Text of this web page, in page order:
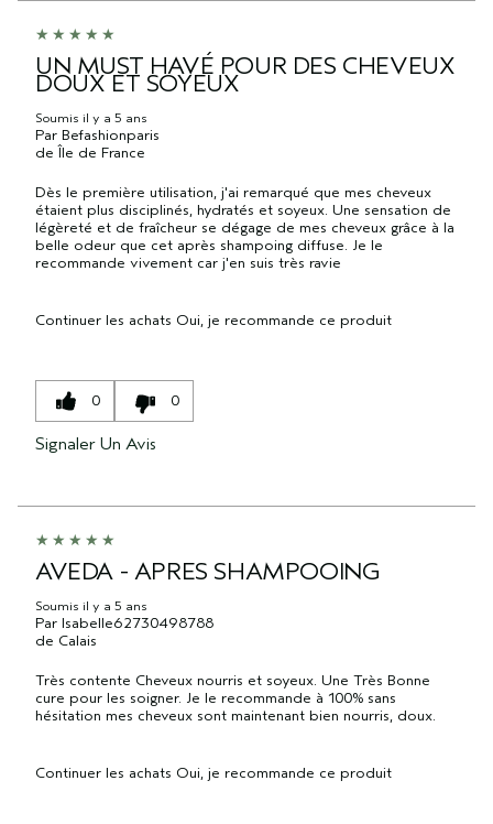
UN MUST HAVÉ POUR DES CHEVEUX
DOUX ET SOYEUX
Soumis il y a 5 ans
Par Befashionparis
de Île de France
Dès le première utilisation, j'ai remarqué que mes cheveux
étaient plus disciplinés, hydratés et soyeux. Une sensation de
légèreté et de fraîcheur se dégage de mes cheveux grâce à la
belle odeur que cet après shampoing diffuse. Je le
recommande vivement car j'en suis très ravie
Continuer les achats Oui, je recommande ce produit
0 0
Signaler Un Avis
AVEDA - APRES SHAMPOOING
Soumis il y a 5 ans
Par Isabelle62730498788
de Calais
Très contente Cheveux nourris et soyeux. Une Très Bonne
cure pour les soigner. Je le recommande à 100% sans
hésitation mes cheveux sont maintenant bien nourris, doux.
Continuer les achats Oui, je recommande ce produit